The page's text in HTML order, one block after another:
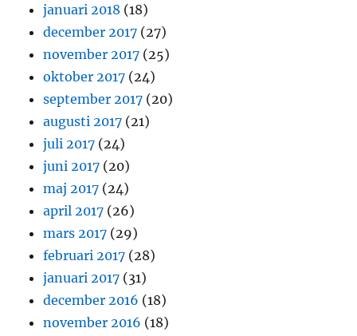
januari 2018 (18)
december 2017 (27)
november 2017 (25)
oktober 2017 (24)
september 2017 (20)
augusti 2017 (21)
juli 2017 (24)
juni 2017 (20)
maj 2017 (24)
april 2017 (26)
mars 2017 (29)
februari 2017 (28)
januari 2017 (31)
december 2016 (18)
november 2016 (18)